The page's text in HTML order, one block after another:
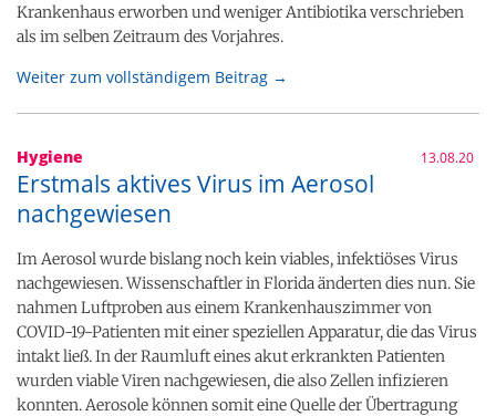
Krankenhaus erworben und weniger Antibiotika verschrieben
als im selben Zeitraum des Vorjahres.
Weiter zum vollständigem Beitrag →
Hygiene 13.08.20
Erstmals aktives Virus im Aerosol
nachgewiesen
Im Aerosol wurde bislang noch kein viables, infektiöses Virus
nachgewiesen. Wissenschaftler in Florida änderten dies nun. Sie
nahmen Luftproben aus einem Krankenhauszimmer von
COVID-19-Patienten mit einer speziellen Apparatur, die das Virus
intakt ließ. In der Raumluft eines akut erkrankten Patienten
wurden viable Viren nachgewiesen, die also Zellen infizieren
konnten. Aerosole können somit eine Quelle der Übertragung